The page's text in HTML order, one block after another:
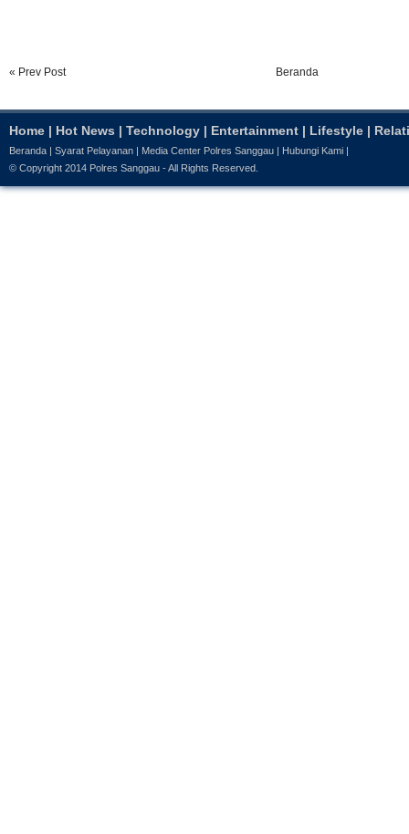
« Prev Post Beranda
Home | Hot News | Technology | Entertainment | Lifestyle |
Beranda Syarat Pelayanan Media Center Polres Sanggau Hubungi Kami
© Copyright 2014 Polres Sanggau - All Rights Reserved.